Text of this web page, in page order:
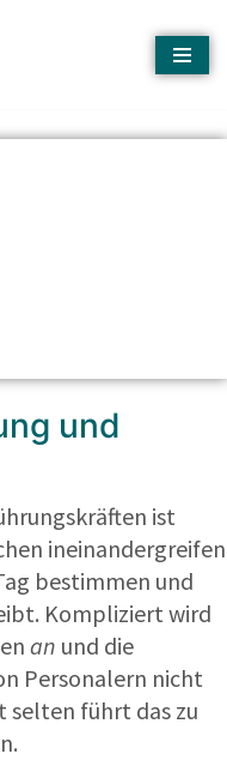
und
ist
ineinandergreifen
bestimmen und
Kompliziert wird
an und die
Personalern nicht
selten führt das zu